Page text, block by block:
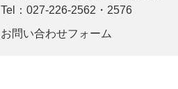
Tel：027-226-2562・2576
お問い合わせフォーム